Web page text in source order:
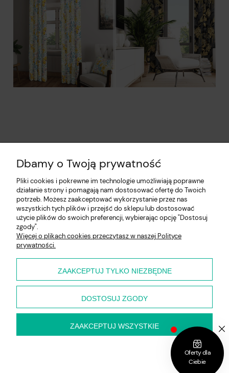
Pomoc
Moje konto
Płatności i dostawa
Dbamy o Twoją prywatność
Pliki cookies i pokrewne im technologie umożliwiają poprawne
działanie strony i pomagają nam dostosować ofertę do Twoich
potrzeb. Możesz zaakceptować wykorzystanie przez nas
wszystkich tych plików i przejść do sklepu lub dostosować
użycie plików do swoich preferencji, wybierając opcję "Dostosuj
zgody".
Więcej o plikach cookies przeczytasz w naszej Polityce
prywatności.
ZAAKCEPTUJ TYLKO NIEZBĘDNE
DOSTOSUJ ZGODY
ZAAKCEPTUJ WSZYSTKIE